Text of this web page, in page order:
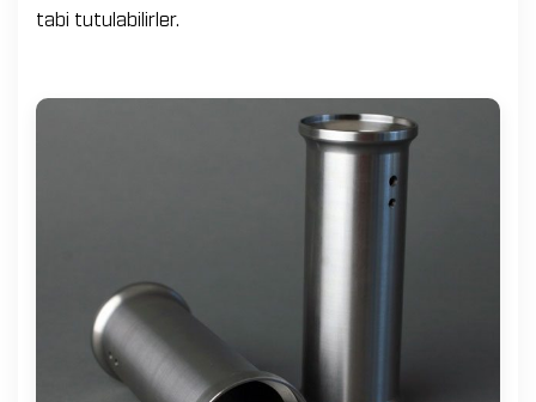
tabi tutulabilirler.